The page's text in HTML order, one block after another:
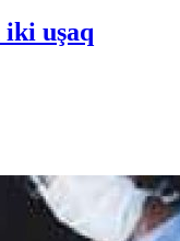
iki uşaq